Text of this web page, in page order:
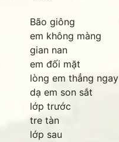
Bão giông
em không màng
gian nan
em đối mặt
lòng em thẳng ngay
dạ em son sắt
lớp trước
tre tàn
lớp sau